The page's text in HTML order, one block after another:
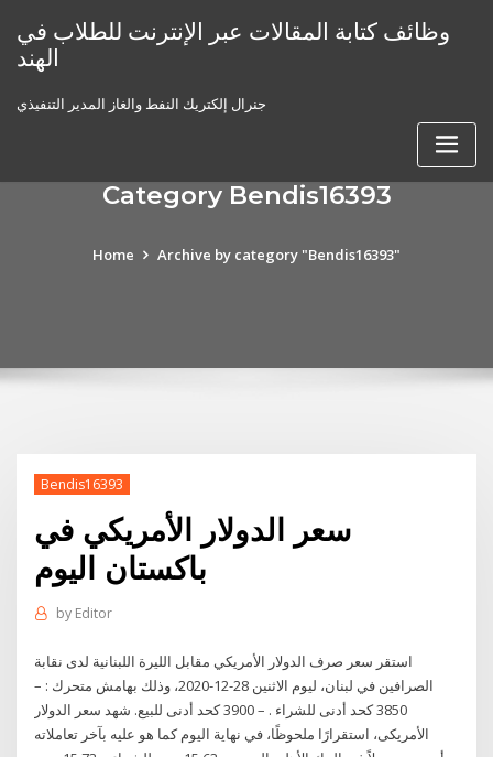
content
وظائف كتابة المقالات عبر الإنترنت للطلاب في
الهند
جنرال إلكتريك النفط والغاز المدير التنفيذي
Category Bendis16393
Home Archive by category "Bendis16393"
Bendis16393
سعر الدولار الأمريكي في
باكستان اليوم
by Editor
استقر سعر صرف الدولار الأمريكي مقابل الليرة اللبنانية لدى نقابة
الصرافين في لبنان، ليوم الاثنين 28-12-2020، وذلك بهامش متحرك : –
3850 كحد أدنى للشراء . – 3900 كحد أدنى للبيع. شهد سعر الدولار
الأمريكى، استقرارًا ملحوظًا، في نهاية اليوم كما هو عليه بآخر تعاملاته